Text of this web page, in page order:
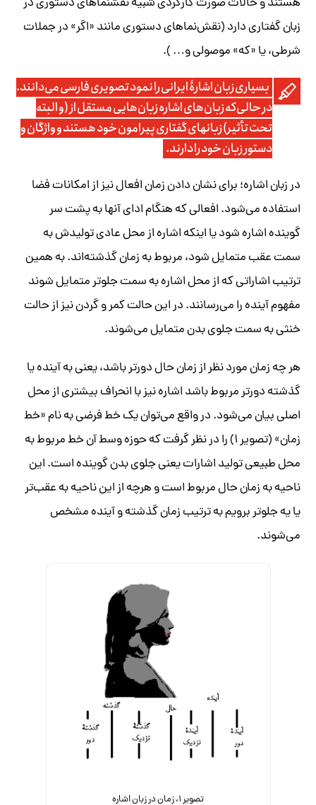
زبان گفتاری دارد (نقش‌نماهای دستوری مانند «اگر» در جملات
شرطی، یا «که» موصولی و… ).
بسیاری زبان اشارۀ ایرانی را نمود تصویری فارسی می‌‏دانند.
در حالی‌که زبان‏‌های اشاره زبان‌‏هایی مستقل از (و البته
تحت تأثیر) زبان‎های گفتاری پیرامون خود هستند و واژگان و
دستور زبان خود را دارند.
در زبان اشاره؛ برای نشان دادن زمان افعال نیز از امکانات فضا
استفاده می‌شود. افعالی که هنگام ادای آنها به پشت سر
گوینده اشاره شود یا اینکه اشاره از محل عادی تولیدش به
سمت عقب متمایل شود، مربوط به زمان گذشته‌اند. به همین
ترتیب اشاراتی که از محل اشاره به سمت جلوتر متمایل شوند
مفهوم آینده را می‌رسانند. در این حالت کمر و گردن نیز از حالت
خنثی به سمت جلوی بدن متمایل می‌شوند.
هر چه زمان مورد نظر از زمان حال دورتر باشد، یعنی به آینده یا
گذشته دورتر مربوط باشد اشاره نیز با انحراف بیشتری از محل
اصلی بیان می‌شود. در واقع می‌توان یک خط فرضی به نام «خط
زمان» (تصویر ۱) را در نظر گرفت که حوزه وسط آن خط مربوط به
محل طبیعی تولید اشارات یعنی جلوی بدن گوینده است. این
ناحیه به زمان حال مربوط است و هرچه از این ناحیه به عقب‌تر
یا یه جلوتر برویم به ترتیب زمان گذشته و آینده مشخص
می‌شوند.
تصویر ۱، زمان در زبان اشاره